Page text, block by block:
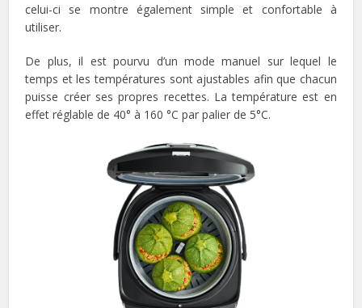
celui-ci se montre également simple et confortable à
utiliser.
De plus, il est pourvu d’un mode manuel sur lequel le
temps et les températures sont ajustables afin que chacun
puisse créer ses propres recettes. La température est en
effet réglable de 40° à 160 °C par palier de 5°C.